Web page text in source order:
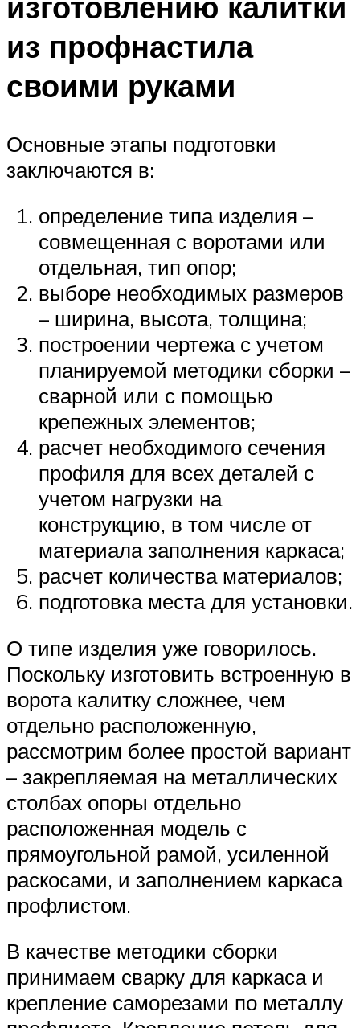
из профнастила
своими руками
Основные этапы подготовки
заключаются в:
определение типа изделия –
совмещенная с воротами или
отдельная, тип опор;
выборе необходимых размеров
– ширина, высота, толщина;
построении чертежа с учетом
планируемой методики сборки –
сварной или с помощью
крепежных элементов;
расчет необходимого сечения
профиля для всех деталей с
учетом нагрузки на
конструкцию, в том числе от
материала заполнения каркаса;
расчет количества материалов;
подготовка места для установки.
О типе изделия уже говорилось.
Поскольку изготовить встроенную в
ворота калитку сложнее, чем
отдельно расположенную,
рассмотрим более простой вариант
– закрепляемая на металлических
столбах опоры отдельно
расположенная модель с
прямоугольной рамой, усиленной
раскосами, и заполнением каркаса
профлистом.
В качестве методики сборки
принимаем сварку для каркаса и
крепление саморезами по металлу